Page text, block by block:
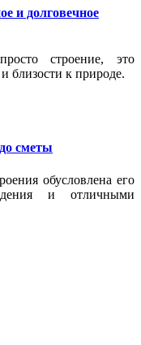
и долговечное
строение, это
близости к природе.
сметы
обусловлена его
и отличными